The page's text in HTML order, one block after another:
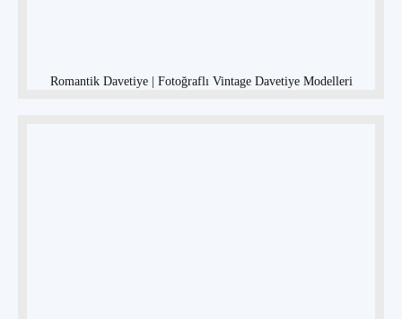
Romantik Davetiye | Fotoğraflı Vintage Davetiye Modelleri